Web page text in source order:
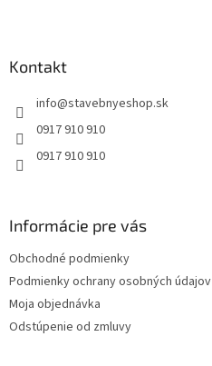
Kontakt
info@stavebnyeshop.sk
0917 910 910
0917 910 910
Informácie pre vás
Obchodné podmienky
Podmienky ochrany osobných údajov
Moja objednávka
Odstúpenie od zmluvy